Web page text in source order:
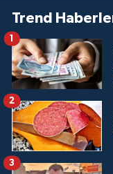
Trend
1
2
3